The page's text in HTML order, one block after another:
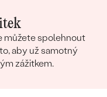
můžete spolehnout
aby už samotný
zážitkem.